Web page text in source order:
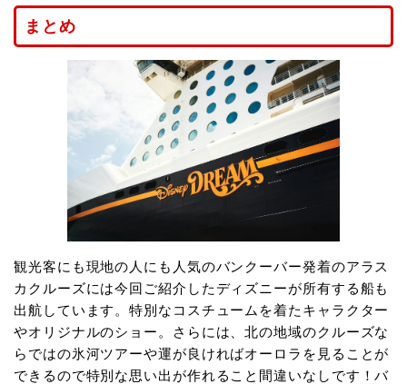
まとめ
観光客にも現地の人にも人気のバンクーバー発着のアラス
カクルーズには今回ご紹介したディズニーが所有する船も
出航しています。特別なコスチュームを着たキャラクター
やオリジナルのショー。さらには、北の地域のクルーズな
らではの氷河ツアーや運が良ければオーロラを見ることが
できるので特別な思い出が作れること間違いなしです！バ